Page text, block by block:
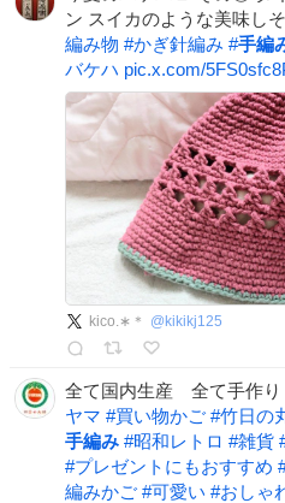
ン スイカのような美味し
編み物 #かぎ針編み #手編
バケハ pic.x.com/
kico.∗＊ @ kikikj125
全て国内生産 全て手作
ヤマ #買い物かご #竹日の
手編み #昭和レトロ #雑貨
#プレゼントにもおすすめ
編みかご #可愛い #おしゃ